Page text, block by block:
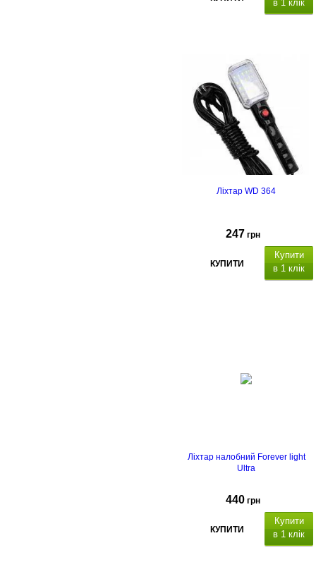
в 1 клік
Ліхтар WD 364
247 грн
КУПИТИ
Купити
в 1 клік
Ліхтар налобний Forever light
Ultra
440 грн
КУПИТИ
Купити
в 1 клік